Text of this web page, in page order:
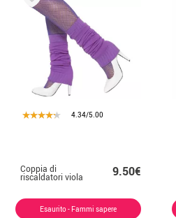
4.34/5.00
Coppia di
riscaldatori viola 9.50€
Esaurito - Fammi sapere